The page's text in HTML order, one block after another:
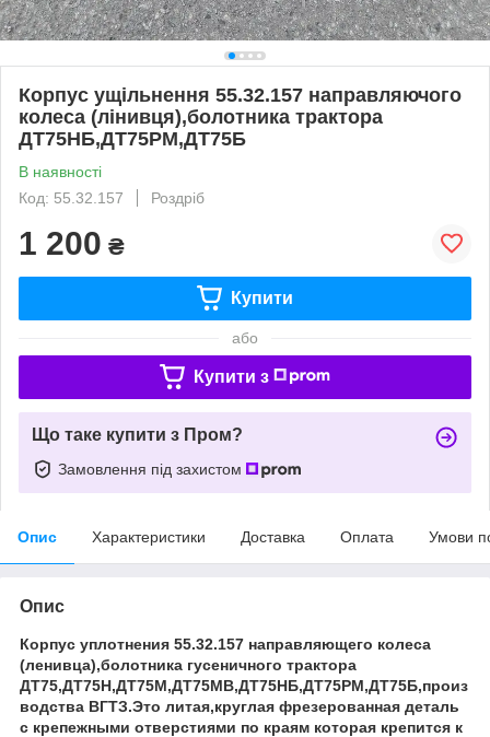
Корпус ущільнення 55.32.157 направляючого
колеса (лінивця),болотника трактора
ДТ75НБ,ДТ75РМ,ДТ75Б
В наявності
Код: 55.32.157
Роздріб
1 200 ₴
Купити
або
Купити з
Що таке купити з Пром?
Замовлення під захистом
Опис Характеристики Доставка Оплата Умови
Опис
Корпус уплотнения 55.32.157 направляющего колеса
(ленивца),болотника гусеничного трактора
ДТ75,ДТ75Н,ДТ75М,ДТ75МВ,ДТ75НБ,ДТ75РМ,ДТ75Б,произ
водства ВГТЗ.Это литая,круглая фрезерованная деталь
с крепежными отверстиями по краям которая крепится к